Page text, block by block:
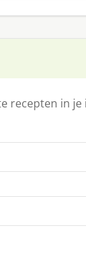
recepten in je